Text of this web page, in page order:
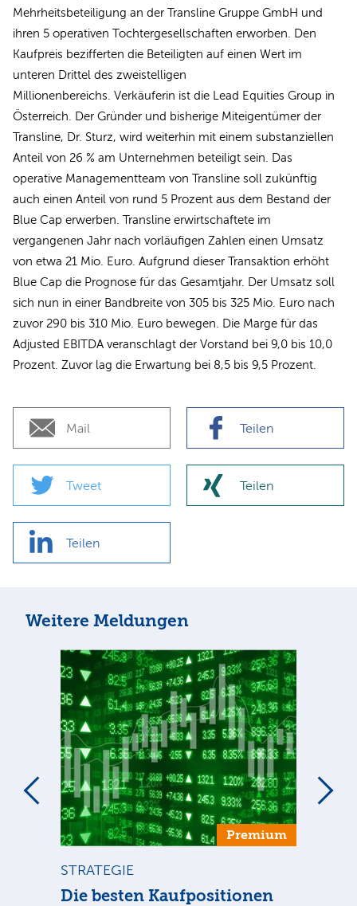
Mehrheitsbeteiligung an der Transline Gruppe GmbH und
ihren 5 operativen Tochtergesellschaften erworben. Den
Kaufpreis bezifferten die Beteiligten auf einen Wert im
unteren Drittel des zweistelligen
Millionenbereichs. Verkäuferin ist die Lead Equities Group in
Österreich. Der Gründer und bisherige Miteigentümer der
Transline, Dr. Sturz, wird weiterhin mit einem substanziellen
Anteil von 26 % am Unternehmen beteiligt sein. Das
operative Managementteam von Transline soll zukünftig
auch einen Anteil von rund 5 Prozent aus dem Bestand der
Blue Cap erwerben. Transline erwirtschaftete im
vergangenen Jahr nach vorläufigen Zahlen einen Umsatz
von etwa 21 Mio. Euro. Aufgrund dieser Transaktion erhöht
Blue Cap die Prognose für das Gesamtjahr. Der Umsatz soll
sich nun in einer Bandbreite von 305 bis 325 Mio. Euro nach
zuvor 290 bis 310 Mio. Euro bewegen. Die Marge für das
Adjusted EBITDA veranschlagt der Vorstand bei 9,0 bis 10,0
Prozent. Zuvor lag die Erwartung bei 8,5 bis 9,5 Prozent.
Mail Teilen
Tweet Teilen
Teilen
Weitere Meldungen
Premium
STRATEGIE
Die besten Kaufpositionen